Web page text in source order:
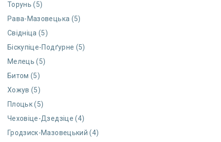
Торунь (5)
Рава-Мазовецька (5)
Свідніца (5)
Біскупіце-Подґурне (5)
Мелець (5)
Битом (5)
Хожув (5)
Плоцьк (5)
Чеховіце-Дзедзіце (4)
Гродзиск-Мазовецький (4)